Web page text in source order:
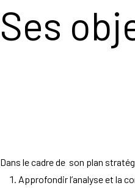
Ses
Dans le cadre de son plan
Approfondir l’analyse et la